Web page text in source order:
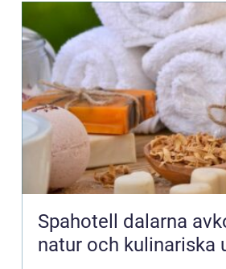
Spahotell dalarna avkoppling,
natur och kulinariska